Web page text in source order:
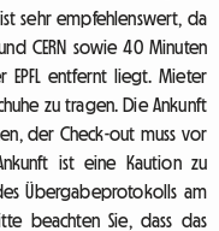
sehr empfehlenswert, da
CERN sowie 40 Minuten
EPFL entfernt liegt. Mieter
zu tragen. Die Ankunft
der Check-out muss vor
ist eine Kaution zu
Übergabeprotokolls am
beachten Sie, dass das